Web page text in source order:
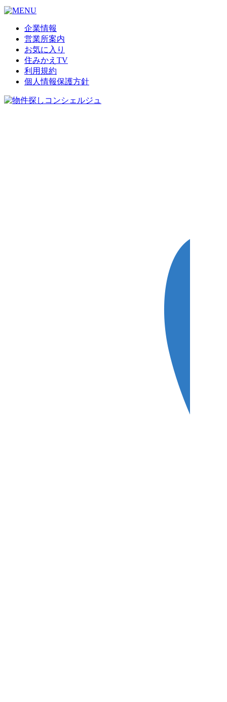
企業情報
営業所案内
お気に入り
住みかえTV
利用規約
個人情報保護方針